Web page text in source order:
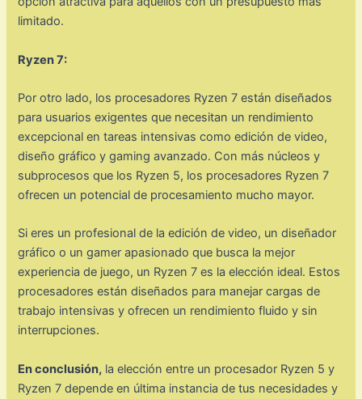
limitado.
Ryzen 7:
Por otro lado, los procesadores Ryzen 7 están diseñados
para usuarios exigentes que necesitan un rendimiento
excepcional en tareas intensivas como edición de video,
diseño gráfico y gaming avanzado. Con más núcleos y
subprocesos que los Ryzen 5, los procesadores Ryzen 7
ofrecen un potencial de procesamiento mucho mayor.
Si eres un profesional de la edición de video, un diseñador
gráfico o un gamer apasionado que busca la mejor
experiencia de juego, un Ryzen 7 es la elección ideal. Estos
procesadores están diseñados para manejar cargas de
trabajo intensivas y ofrecen un rendimiento fluido y sin
interrupciones.
En conclusión, la elección entre un procesador Ryzen 5 y
Ryzen 7 depende en última instancia de tus necesidades y